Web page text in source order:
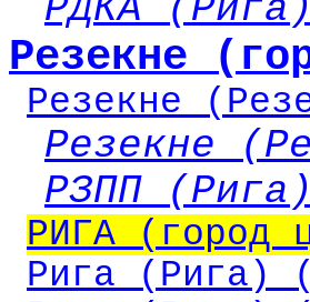
РДКА (Рига)
Резекне
Резекне
Резекне
РЗПП (Рига)
РИГА (город
Рига (Рига)